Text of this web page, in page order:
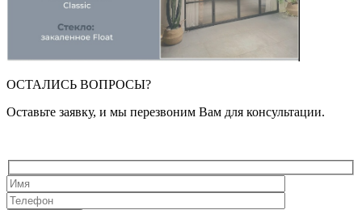
ОСТАЛИСЬ ВОПРОСЫ?
Оставьте заявку, и мы перезвоним Вам для консультации.